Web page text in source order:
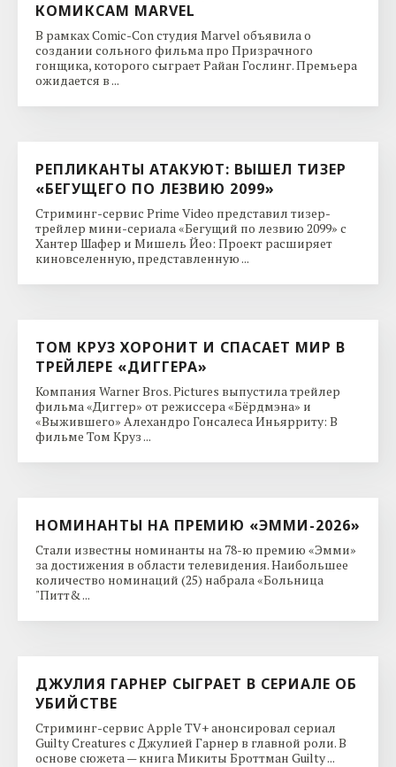
КОМИКСАМ MARVEL
В рамках Comic-Con студия Marvel объявила о
создании сольного фильма про Призрачного
гонщика, которого сыграет Райан Гослинг. Премьера
ожидается в ...
РЕПЛИКАНТЫ АТАКУЮТ: ВЫШЕЛ ТИЗЕР
«БЕГУЩЕГО ПО ЛЕЗВИЮ 2099»
Стриминг-сервис Prime Video представил тизер-
трейлер мини-сериала «Бегущий по лезвию 2099» с
Хантер Шафер и Мишель Йео: Проект расширяет
киновселенную, представленную ...
ТОМ КРУЗ ХОРОНИТ И СПАСАЕТ МИР В
ТРЕЙЛЕРЕ «ДИГГЕРА»
Компания Warner Bros. Pictures выпустила трейлер
фильма «Диггер» от режиссера «Бёрдмэна» и
«Выжившего» Алехандро Гонсалеса Иньярриту: В
фильме Том Круз ...
НОМИНАНТЫ НА ПРЕМИЮ «ЭММИ-2026»
Стали известны номинанты на 78-ю премию «Эмми»
за достижения в области телевидения. Наибольшее
количество номинаций (25) набрала «Больница
"Питт& ...
ДЖУЛИЯ ГАРНЕР СЫГРАЕТ В СЕРИАЛЕ ОБ
УБИЙСТВЕ
Стриминг-сервис Apple TV+ анонсировал сериал
Guilty Creatures с Джулией Гарнер в главной роли. В
основе сюжета — книга Микиты Броттман Guilty ...